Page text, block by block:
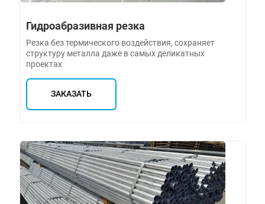
Гидроабразивная резка
Резка без термического воздействия, сохраняет
структуру металла даже в самых деликатных
проектах
ЗАКАЗАТЬ